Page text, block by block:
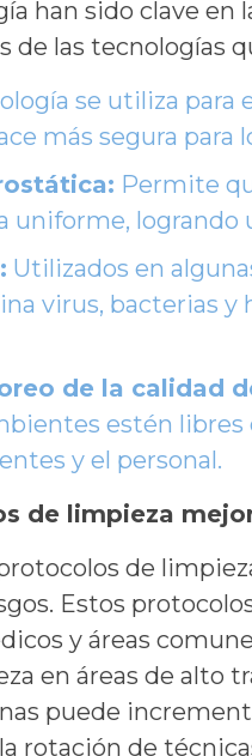
han sido clave
de las tecnologías
se utiliza para
más segura para
Permite
uniforme, logrando
Utilizados en
virus, bacterias
de la calidad
estén
y el personal.
de limpieza
de
Estos
y áreas
en áreas de alto
puede
rotación de